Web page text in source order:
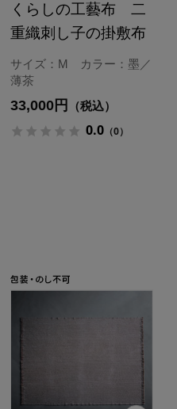
くらしの工藝布 二
重織刺し子の掛敷布
サイズ：M カラー：墨／
薄茶
33,000円 （税込）
0.0（0）